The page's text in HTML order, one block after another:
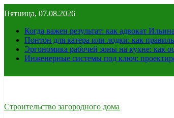
к
содержимому
Пятница, 07.08.2026
Когда важен результат: как адвокат
Понтон для катера или лодки: как
Эргономика рабочей зоны на кухне: как
Инженерные системы под ключ:
Строительство загородного дома